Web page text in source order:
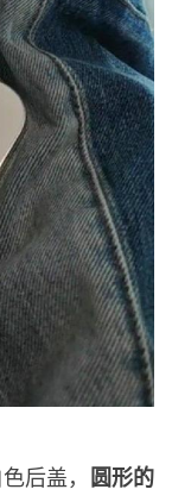
后盖，
圆形的